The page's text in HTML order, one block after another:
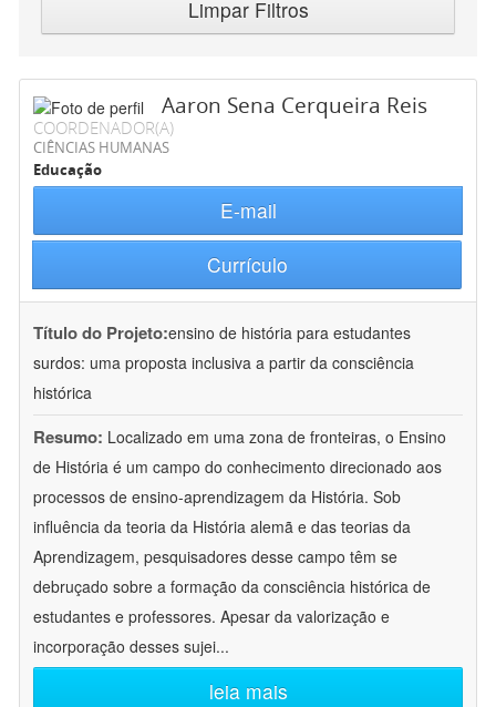
Limpar Filtros
Aaron Sena Cerqueira Reis
COORDENADOR(A)
CIÊNCIAS HUMANAS
Educação
E-mail
Currículo
Título do Projeto:ensino de história para estudantes
surdos: uma proposta inclusiva a partir da consciência
histórica
Resumo: Localizado em uma zona de fronteiras, o Ensino
de História é um campo do conhecimento direcionado aos
processos de ensino-aprendizagem da História. Sob
influência da teoria da História alemã e das teorias da
Aprendizagem, pesquisadores desse campo têm se
debruçado sobre a formação da consciência histórica de
estudantes e professores. Apesar da valorização e
incorporação desses sujei...
leia mais